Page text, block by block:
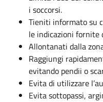
i soccorsi.
Tieniti informato su
le indicazioni fornite
Allontanati dalla
Raggiungi
evitando pendii o
Evita di utilizzare
Evita sottopassi,